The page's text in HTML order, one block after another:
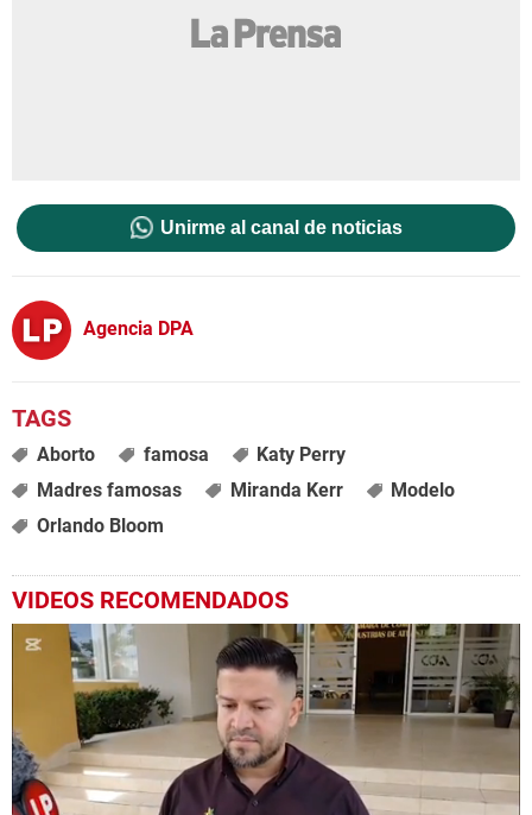
Unirme al canal de noticias
Agencia DPA
Aborto famosa
Katy Perry
Madres famosas
Miranda Kerr
Modelo
Orlando Bloom
VIDEOS RECOMENDADOS